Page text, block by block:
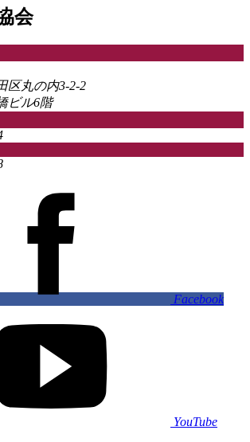
会
区丸の内3-2-2
ビル6階
Facebook
YouTube